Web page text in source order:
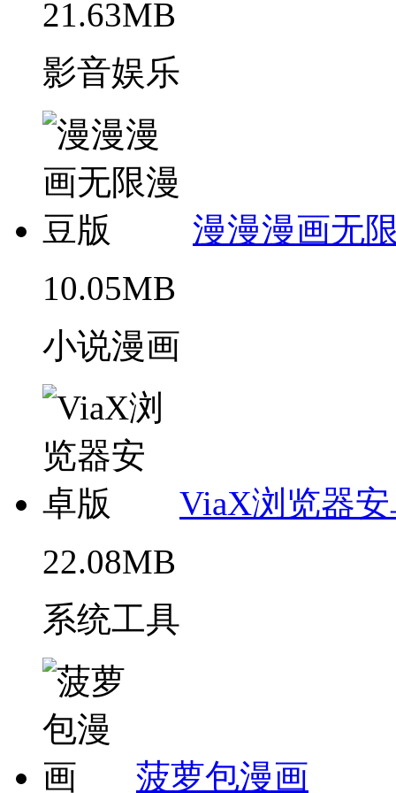
21.63MB
影音娱乐
漫漫漫画无
10.05MB
小说漫画
ViaX浏览器
22.08MB
系统工具
菠萝包漫画